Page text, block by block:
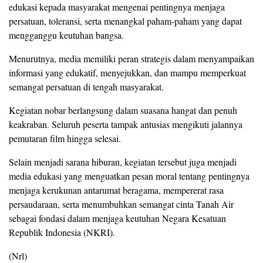
edukasi kepada masyarakat mengenai pentingnya menjaga
persatuan, toleransi, serta menangkal paham-paham yang dapat
mengganggu keutuhan bangsa.
Menurutnya, media memiliki peran strategis dalam menyampaikan
informasi yang edukatif, menyejukkan, dan mampu memperkuat
semangat persatuan di tengah masyarakat.
Kegiatan nobar berlangsung dalam suasana hangat dan penuh
keakraban. Seluruh peserta tampak antusias mengikuti jalannya
pemutaran film hingga selesai.
Selain menjadi sarana hiburan, kegiatan tersebut juga menjadi
media edukasi yang menguatkan pesan moral tentang pentingnya
menjaga kerukunan antarumat beragama, mempererat rasa
persaudaraan, serta menumbuhkan semangat cinta Tanah Air
sebagai fondasi dalam menjaga keutuhan Negara Kesatuan
Republik Indonesia (NKRI).
(Nrl)